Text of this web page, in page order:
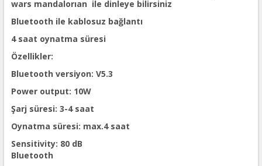
wars mandalorıan ile dinleye bilirsiniz
Bluetooth ile kablosuz bağlantı
4 saat oynatma süresi
Özellikler:
Bluetooth versiyon: V5.3
Power output: 10W
Şarj süresi: 3-4 saat
Oynatma süresi: max.4 saat
Sensitivity: 80 dB
Bluetooth